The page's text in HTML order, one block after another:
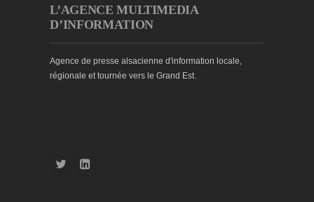
L’AGENCE MULTIMEDIA
D’INFORMATION
Agence de presse alsacienne d'information locale,
régionale et tournée vers le Grand Est.